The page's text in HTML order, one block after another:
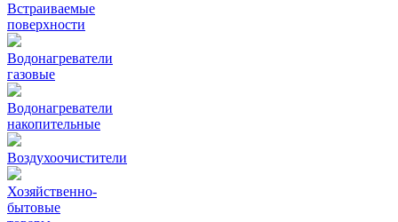
Встраиваемые
поверхности
Водонагреватели
газовые
Водонагреватели
накопительные
Воздухоочистители
Хозяйственно-
бытовые